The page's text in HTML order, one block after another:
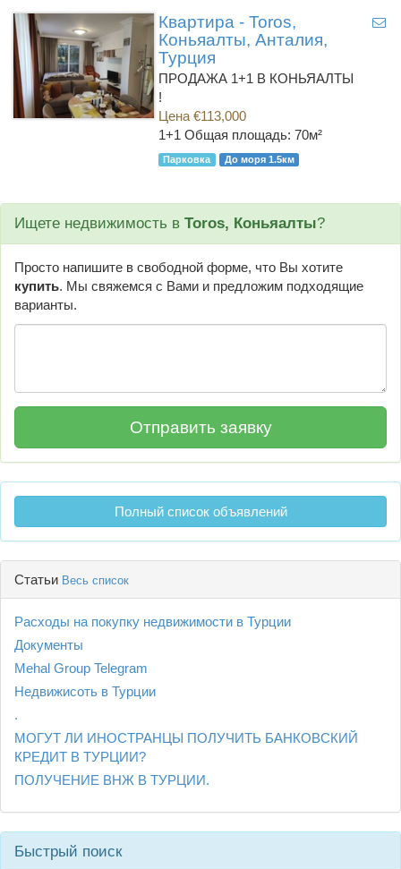
Квартира - Toros,
Коньяалты, Анталия,
Турция
ПРОДАЖА 1+1 В КОНЬЯАЛТЫ
!
Цена €113,000
1+1 Общая площадь: 70м²
Парковка До моря 1.5км
Ищете недвижимость в Toros, Коньяалты?
Просто напишите в свободной форме, что Вы хотите
купить. Мы свяжемся с Вами и предложим подходящие
варианты.
Полный список объявлений
Статьи Весь список
Расходы на покупку недвижимости в Турции
Документы
Mehal Group Telegram
Недвижисоть в Турции
.
МОГУТ ЛИ ИНОСТРАНЦЫ ПОЛУЧИТЬ БАНКОВСКИЙ
КРЕДИТ В ТУРЦИИ?
ПОЛУЧЕНИЕ ВНЖ В ТУРЦИИ.
Быстрый поиск